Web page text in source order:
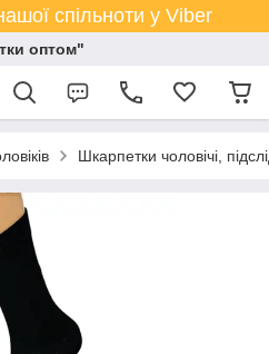
спільноти у Viber
оптом"
Шкарпетки чоловічі,